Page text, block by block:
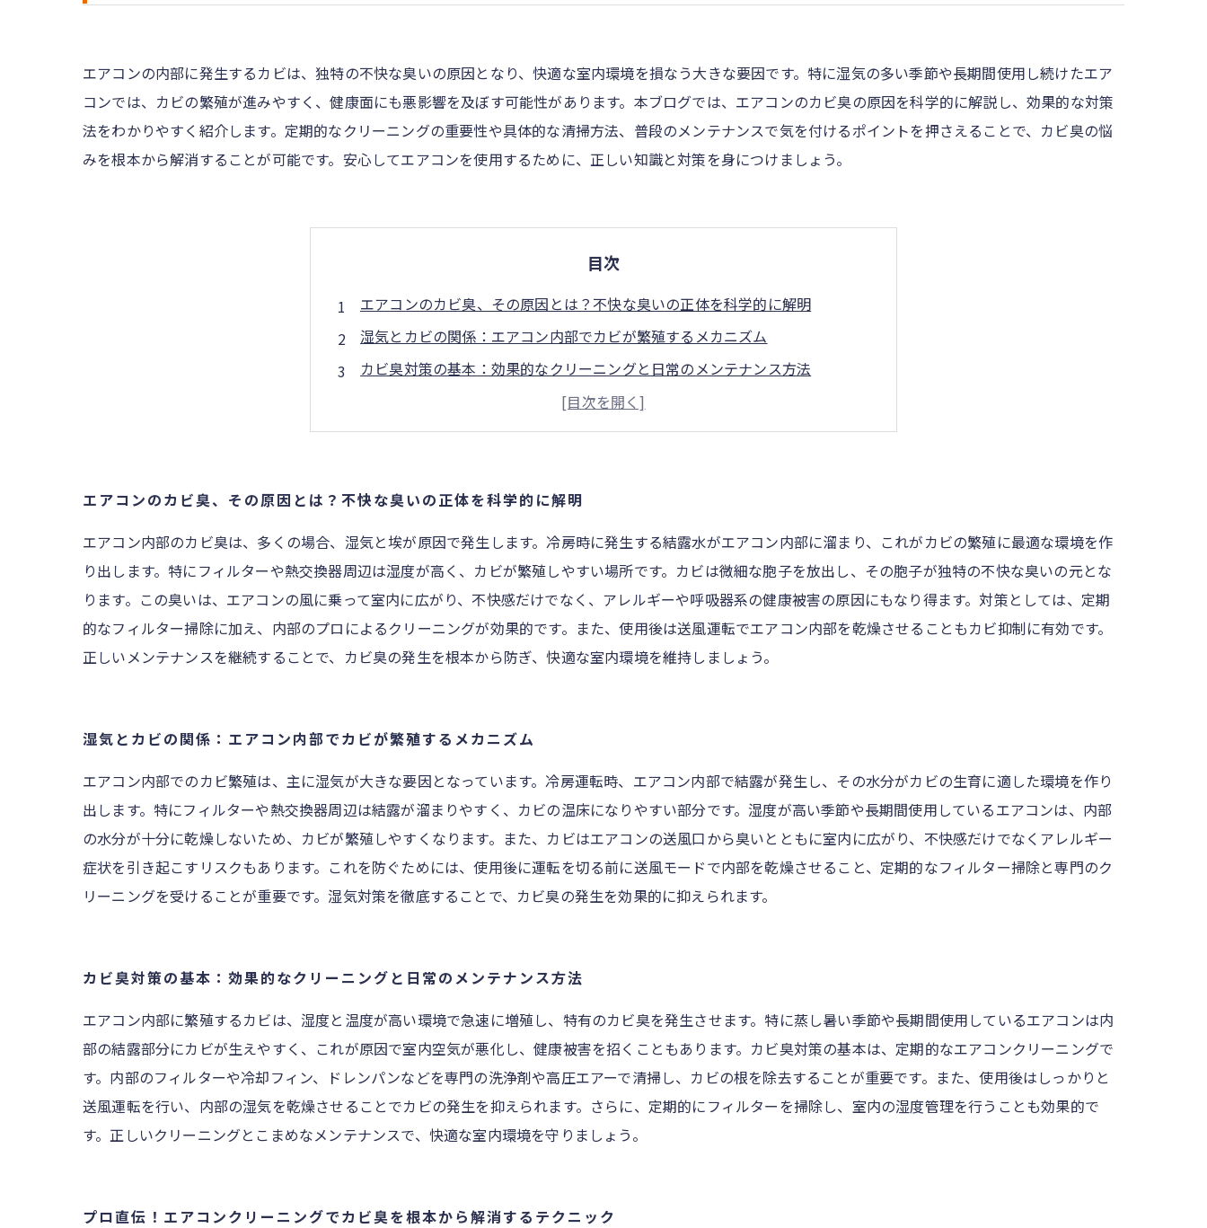
エアコンの内部に発生するカビは、独特の不快な臭いの原因となり、快適な室内環境を損なう大きな要因です。特に湿気の多い季節や長期間使用し続けたエア
コンでは、カビの繁殖が進みやすく、健康面にも悪影響を及ぼす可能性があります。本ブログでは、エアコンのカビ臭の原因を科学的に解説し、効果的な対策
法をわかりやすく紹介します。定期的なクリーニングの重要性や具体的な清掃方法、普段のメンテナンスで気を付けるポイントを押さえることで、カビ臭の悩
みを根本から解消することが可能です。安心してエアコンを使用するために、正しい知識と対策を身につけましょう。
目次
エアコンのカビ臭、その原因とは？不快な臭いの正体を科学的に解明
湿気とカビの関係：エアコン内部でカビが繁殖するメカニズム
カビ臭対策の基本：効果的なクリーニングと日常のメンテナンス方法
プロ直伝！エアコンクリーニングでカビ臭を根本から解消するテクニック
快適な室内環境を取り戻すために：エアコンカビ臭対策まとめと今後の予防策
自分でできるエアコンクリーニング：カビ臭を防ぐ簡単ステップガイド
エアコンのカビ臭、その原因とは？不快な臭いの正体を科学的に解明
エアコン内部のカビ臭は、多くの場合、湿気と埃が原因で発生します。冷房時に発生する結露水がエアコン内部に溜まり、これがカビの繁殖に最適な環境を作
り出します。特にフィルターや熱交換器周辺は湿度が高く、カビが繁殖しやすい場所です。カビは微細な胞子を放出し、その胞子が独特の不快な臭いの元とな
ります。この臭いは、エアコンの風に乗って室内に広がり、不快感だけでなく、アレルギーや呼吸器系の健康被害の原因にもなり得ます。対策としては、定期
的なフィルター掃除に加え、内部のプロによるクリーニングが効果的です。また、使用後は送風運転でエアコン内部を乾燥させることもカビ抑制に有効です。
正しいメンテナンスを継続することで、カビ臭の発生を根本から防ぎ、快適な室内環境を維持しましょう。
湿気とカビの関係：エアコン内部でカビが繁殖するメカニズム
エアコン内部でのカビ繁殖は、主に湿気が大きな要因となっています。冷房運転時、エアコン内部で結露が発生し、その水分がカビの生育に適した環境を作り
出します。特にフィルターや熱交換器周辺は結露が溜まりやすく、カビの温床になりやすい部分です。湿度が高い季節や長期間使用しているエアコンは、内部
の水分が十分に乾燥しないため、カビが繁殖しやすくなります。また、カビはエアコンの送風口から臭いとともに室内に広がり、不快感だけでなくアレルギー
症状を引き起こすリスクもあります。これを防ぐためには、使用後に運転を切る前に送風モードで内部を乾燥させること、定期的なフィルター掃除と専門のク
リーニングを受けることが重要です。湿気対策を徹底することで、カビ臭の発生を効果的に抑えられます。
カビ臭対策の基本：効果的なクリーニングと日常のメンテナンス方法
エアコン内部に繁殖するカビは、湿度と温度が高い環境で急速に増殖し、特有のカビ臭を発生させます。特に蒸し暑い季節や長期間使用しているエアコンは内
部の結露部分にカビが生えやすく、これが原因で室内空気が悪化し、健康被害を招くこともあります。カビ臭対策の基本は、定期的なエアコンクリーニングで
す。内部のフィルターや冷却フィン、ドレンパンなどを専門の洗浄剤や高圧エアーで清掃し、カビの根を除去することが重要です。また、使用後はしっかりと
送風運転を行い、内部の湿気を乾燥させることでカビの発生を抑えられます。さらに、定期的にフィルターを掃除し、室内の湿度管理を行うことも効果的で
す。正しいクリーニングとこまめなメンテナンスで、快適な室内環境を守りましょう。
プロ直伝！エアコンクリーニングでカビ臭を根本から解消するテクニック